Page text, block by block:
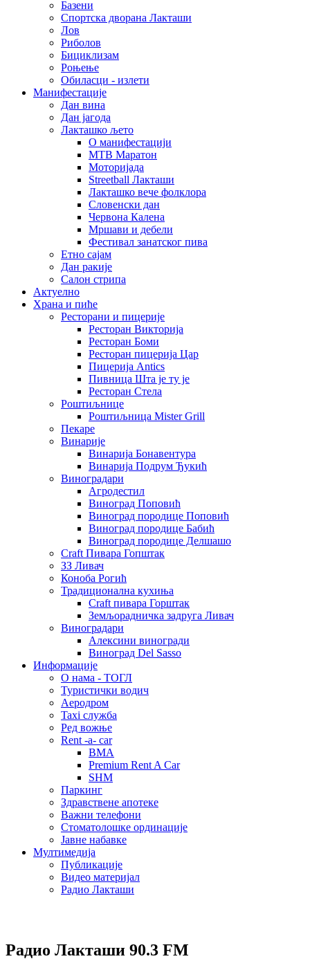
Базени
Спортска дворана Лакташи
Лов
Риболов
Бициклизам
Роњење
Обиласци - излети
Манифестације
Дан вина
Дан јагода
Лакташко љето
О манифестацији
MTB Маратон
Моторијада
Streetball Лакташи
Лакташко вече фолклора
Словенски дан
Червона Калена
Мршави и дебели
Фестивал занатског пива
Етно сајам
Дан ракије
Салон стрипа
Актуелно
Храна и пиће
Ресторани и пицерије
Ресторан Викторија
Ресторан Боми
Ресторан пицерија Цар
Пицерија Аntics
Пивница Шта је ту је
Ресторан Стела
Роштиљнице
Роштиљница Mister Grill
Пекаре
Винарије
Винарија Бонавентура
Винарија Подрум Ђукић
Виноградари
Агродестил
Виноград Поповић
Виноград породице Поповић
Виноград породице Бабић
Виноград породице Делшашо
Craft Пивара Гопштак
ЗЗ Ливач
Коноба Рогић
Традиционална кухиња
Craft пивара Горштак
Земљорадничка задруга Ливач
Виноградари
Алексини виногради
Виноград Del Sasso
Информације
О нама - ТОГЛ
Туристички водич
Аеродром
Taxi служба
Ред вожње
Rent -a- car
BMA
Premium Rent A Car
SHM
Паркинг
Здравствене апотеке
Важни телефони
Стоматолошке ординације
Јавне набавке
Мултимедија
Публикације
Видео материјал
Радио Лакташи
Радио Лакташи 90.3 FM